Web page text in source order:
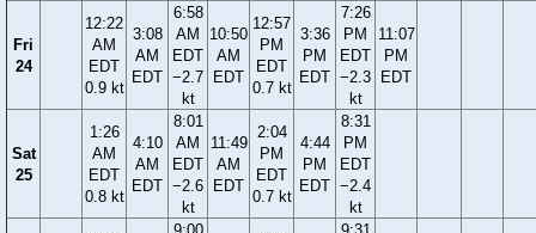
Fri
24
12:22
AM
EDT
0.9 kt
3:08
AM
EDT
6:58
AM
EDT
−2.7
kt
10:50
AM
EDT
12:57
PM
EDT
0.7 kt
3:36
PM
EDT
7:26
PM
EDT
−2.3
kt
11:07
PM
EDT
Sat
25
1:26
AM
EDT
0.8 kt
4:10
AM
EDT
8:01
AM
EDT
−2.6
kt
11:49
AM
EDT
2:04
PM
EDT
0.7 kt
4:44
PM
EDT
8:31
PM
EDT
−2.4
kt